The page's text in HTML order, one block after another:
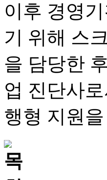
이후 경영
기 위해 스
을 담당한
업 진단사
행형 지원